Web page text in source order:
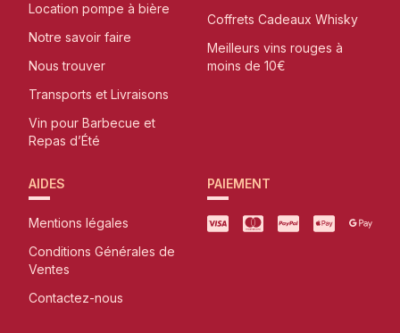
Location pompe à bière
Notre savoir faire
Nous trouver
Transports et Livraisons
Vin pour Barbecue et
Repas d’Été
Coffrets Cadeaux Whisky
Meilleurs vins rouges à
moins de 10€
AIDES
Mentions légales
Conditions Générales de
Ventes
Contactez-nous
PAIEMENT